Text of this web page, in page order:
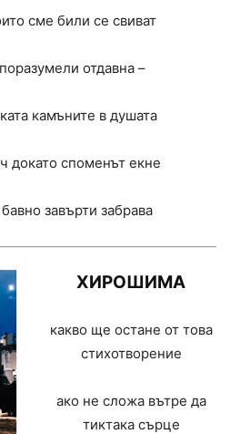
сме били се свиват
отдавна –
камъните в душата
докато споменът екне
завърти забрава
ХИРОШИМА
какво ще остане от това
стихотворение
ако не сложа вътре да
тиктака сърце